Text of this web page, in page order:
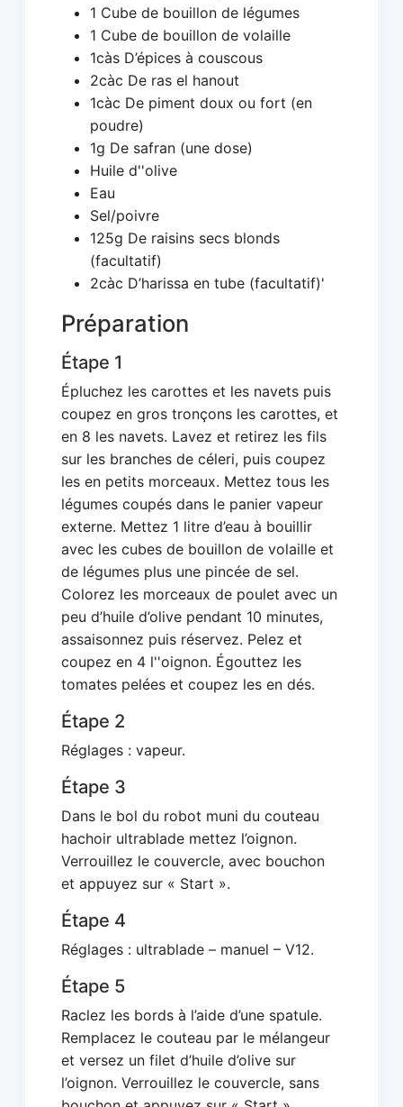
1 Cube de bouillon de légumes
1 Cube de bouillon de volaille
1càs D’épices à couscous
2càc De ras el hanout
1càc De piment doux ou fort (en
poudre)
1g De safran (une dose)
Huile d''olive
Eau
Sel/poivre
125g De raisins secs blonds
(facultatif)
2càc D’harissa en tube (facultatif)'
Préparation
Étape 1
Épluchez les carottes et les navets puis
coupez en gros tronçons les carottes, et
en 8 les navets. Lavez et retirez les fils
sur les branches de céleri, puis coupez
les en petits morceaux. Mettez tous les
légumes coupés dans le panier vapeur
externe. Mettez 1 litre d’eau à bouillir
avec les cubes de bouillon de volaille et
de légumes plus une pincée de sel.
Colorez les morceaux de poulet avec un
peu d’huile d’olive pendant 10 minutes,
assaisonnez puis réservez. Pelez et
coupez en 4 l''oignon. Égouttez les
tomates pelées et coupez les en dés.
Étape 2
Réglages : vapeur.
Étape 3
Dans le bol du robot muni du couteau
hachoir ultrablade mettez l’oignon.
Verrouillez le couvercle, avec bouchon
et appuyez sur « Start ».
Étape 4
Réglages : ultrablade – manuel – V12.
Étape 5
Raclez les bords à l’aide d’une spatule.
Remplacez le couteau par le mélangeur
et versez un filet d’huile d’olive sur
l’oignon. Verrouillez le couvercle, sans